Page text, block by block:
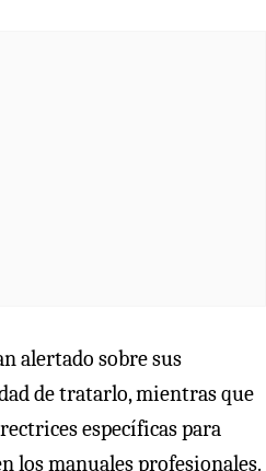
alertado sobre sus
de tratarlo, mientras que
específicas para
los manuales profesionales.